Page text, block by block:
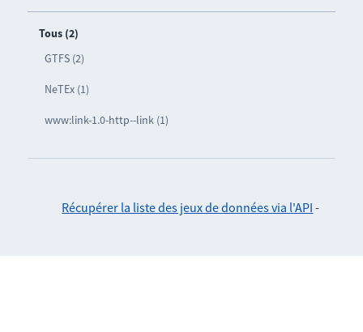
Tous (2)
GTFS (2)
NeTEx (1)
www:link-1.0-http--link (1)
Récupérer la liste des jeux de données via l'API -